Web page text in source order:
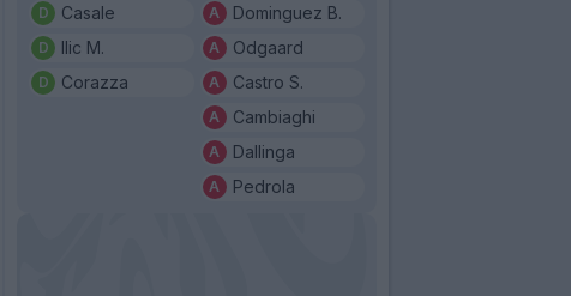
Casale
Ilic M.
Corazza
Dominguez B.
Odgaard
Castro S.
Cambiaghi
Dallinga
Pedrola